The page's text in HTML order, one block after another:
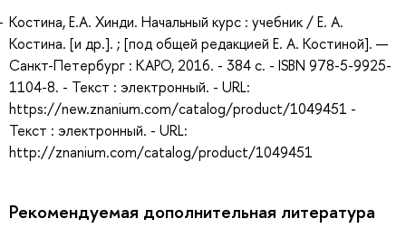
Костина, Е.А. Хинди. Начальный курс : учебник / Е. А.
Костина. [и др.]. ; [под общей редакцией Е. А. Костиной]. —
Санкт-Петербург : КАРО, 2016. - 384 с. - ISBN 978-5-9925-
1104-8. - Текст : электронный. - URL:
https://new.znanium.com/catalog/product/1049451 -
Текст : электронный. - URL:
http://znanium.com/catalog/product/1049451
Рекомендуемая дополнительная литература